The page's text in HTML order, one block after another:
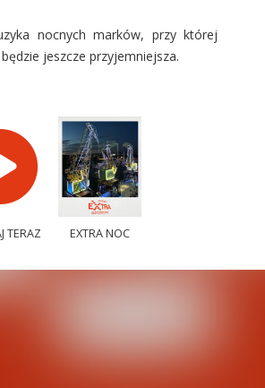
nocnych marków, przy której
jeszcze przyjemniejsza.
TERAZ EXTRA NOC